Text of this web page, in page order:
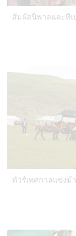
สัมผัสนิพาลและทิเ
ทัวร์เทศกาลแข่งม้